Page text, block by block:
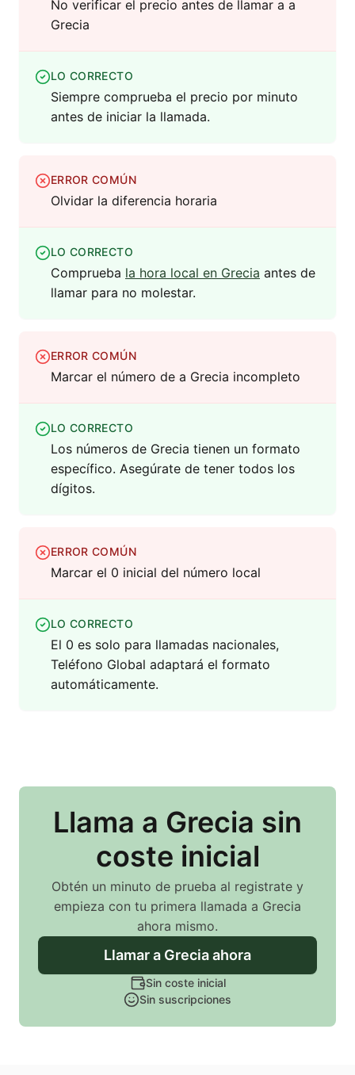
No verificar el precio antes de llamar a a
Grecia
LO CORRECTO
Siempre comprueba el precio por minuto
antes de iniciar la llamada.
ERROR COMÚN
Olvidar la diferencia horaria
LO CORRECTO
Comprueba la hora local en Grecia antes de
llamar para no molestar.
ERROR COMÚN
Marcar el número de a Grecia incompleto
LO CORRECTO
Los números de Grecia tienen un formato
específico. Asegúrate de tener todos los
dígitos.
ERROR COMÚN
Marcar el 0 inicial del número local
LO CORRECTO
El 0 es solo para llamadas nacionales,
Teléfono Global adaptará el formato
automáticamente.
Llama a Grecia sin
coste inicial
Obtén un minuto de prueba al registrate y
empieza con tu primera llamada a Grecia
ahora mismo.
Llamara Greciaahora
Sin coste inicial
Sin suscripciones